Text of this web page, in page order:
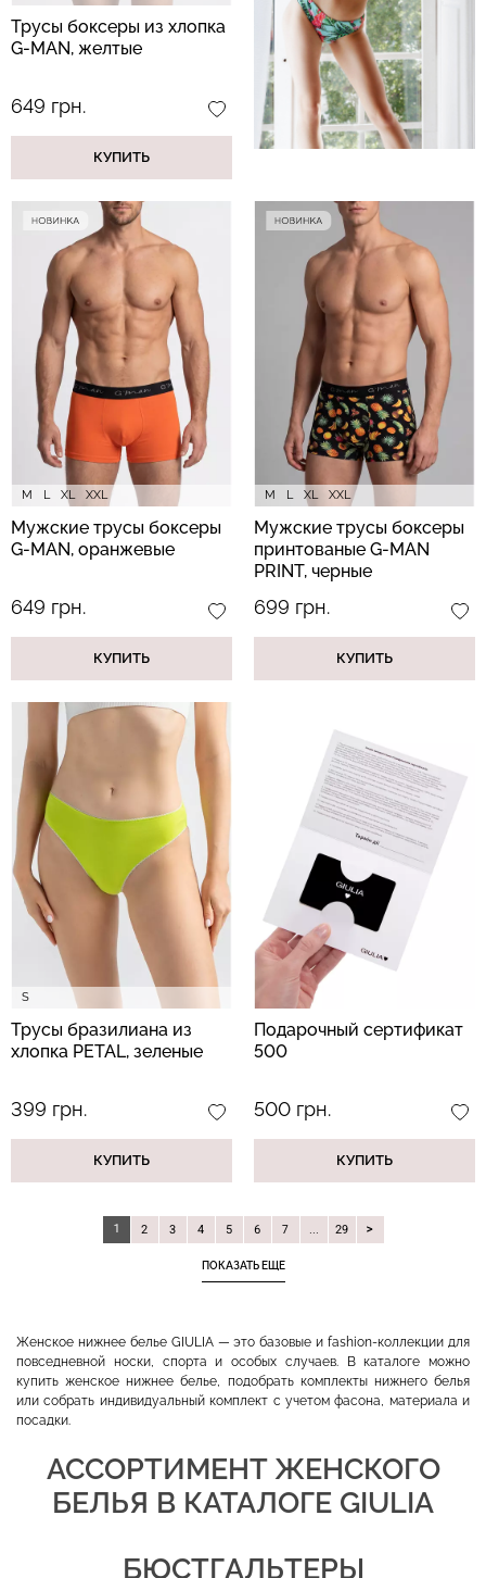
Трусы боксеры из хлопка
G-MAN, желтые
649 грн.
КУПИТЬ
M L XL XXL
Мужские трусы боксеры
G-MAN, оранжевые
649 грн.
КУПИТЬ
M L XL XXL
Мужские трусы боксеры
принтованые G-MAN
PRINT, черные
699 грн.
КУПИТЬ
S
Трусы бразилиана из
хлопка PETAL, зеленые
399 грн.
КУПИТЬ
Подарочный сертификат
500
500 грн.
КУПИТЬ
ПОКАЗАТЬ ЕЩЕ
1 2 3 4 5 6 7 ... 29
Женское нижнее белье GIULIA — это базовые и fashion-коллекции для
повседневной носки, спорта и особых случаев. В каталоге можно
купить женское нижнее белье, подобрать комплекты нижнего белья
или собрать индивидуальный комплект с учетом фасона, материала и
посадки.
АССОРТИМЕНТ ЖЕНСКОГО
БЕЛЬЯ В КАТАЛОГЕ GIULIA
БЮСТГАЛЬТЕРЫ